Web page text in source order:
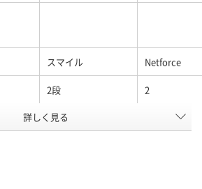
スマイル Netforce
2段 2
き扉タ
両開き／片開き扉タ
イプ
両開き書庫
詳しく見る